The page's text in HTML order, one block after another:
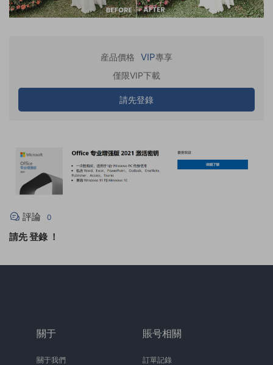
産品價格 VIP專享
僅限VIP下載
請先登錄
評論 0
請先登錄 ！
關于
關于我們
賬号相關
訂單記錄